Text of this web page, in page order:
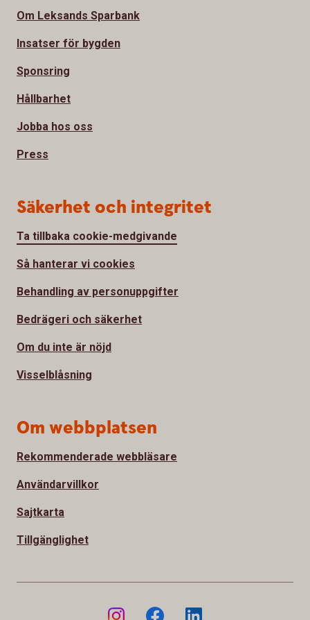
Om Leksands Sparbank
Insatser för bygden
Sponsring
Hållbarhet
Jobba hos oss
Press
Säkerhet och integritet
Ta tillbaka cookie-medgivande
Så hanterar vi cookies
Behandling av personuppgifter
Bedrägeri och säkerhet
Om du inte är nöjd
Visselblåsning
Om webbplatsen
Rekommenderade webbläsare
Användarvillkor
Sajtkarta
Tillgänglighet